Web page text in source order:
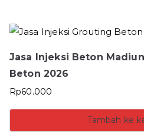
Jasa Injeksi Beton
Beton 2026
Rp60.000
Tambah ke